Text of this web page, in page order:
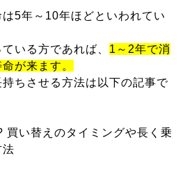
5年～10年ほどといわれてい
いる方であれば、 1～2年で消
が来ます。
ちさせる方法は以下の記事で
買い替えのタイミングや長く乗
法